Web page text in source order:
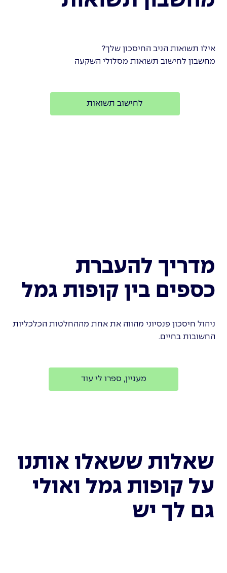
מדריך להעברת
כספים בין קופות גמל
ניהול חיסכון פנסיוני מהווה את אחת מההחלטות הכלכליות
החשובות בחיים.
מעניין, ספרו לי עוד
אילו תשואות הניב החיסכון שלך?
מחשבון לחישוב תשואות מסלולי השקעה
לחישוב תשואות
שאלות ששאלו אותנו
על קופות גמל ואולי
גם לך יש